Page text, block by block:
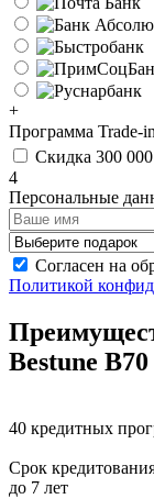
+
Программа Trade-in
Скидка 300
4
Персональные
Согласен на
Политикой
Bestune
40 кредитных
Срок
до 7 лет